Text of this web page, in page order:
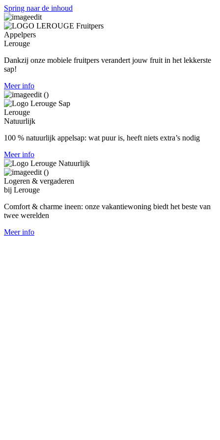
Spring naar de inhoud
Appelpers
Lerouge
Dankzij onze mobiele fruitpers verandert jouw fruit in het lekkerste
sap!
Meer info
Lerouge
Natuurlijk
100 % natuurlijk appelsap: wat puur is, heeft niets extra’s nodig
Meer info
Logeren & vergaderen
bij Lerouge
Comfort & charme ineen: onze vakantiewoning biedt het beste van
twee werelden
Meer info